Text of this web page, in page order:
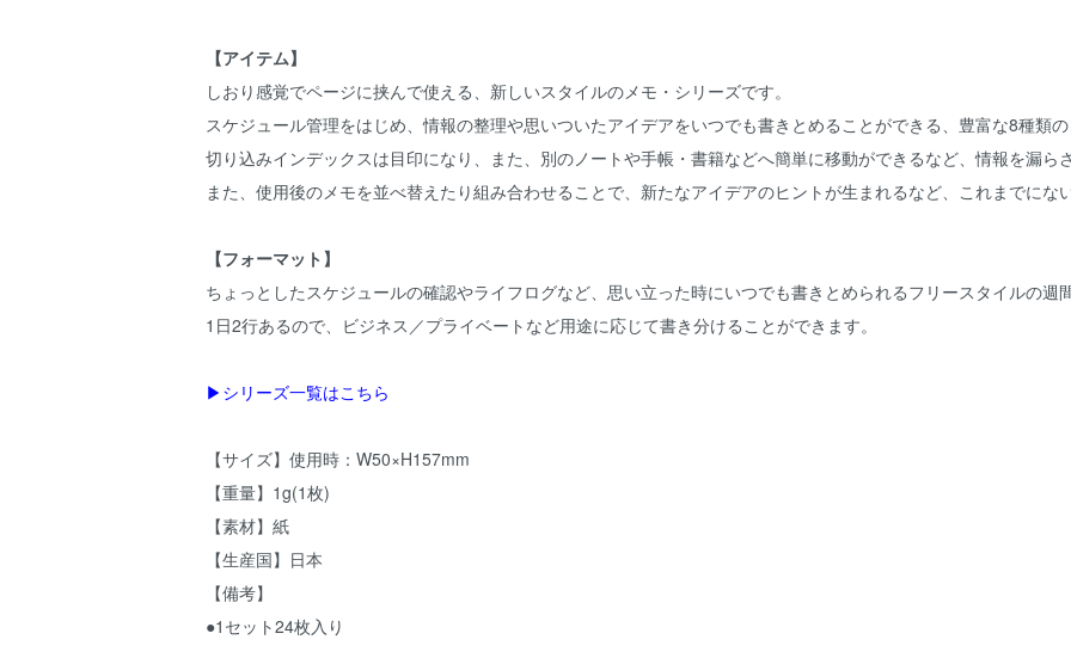
【アイテム】
しおり感覚でページに挟んで使える、新しいスタイルのメモ・シリーズです。
スケジュール管理をはじめ、情報の整理や思いついたアイデアをいつでも書きとめることができる、豊富な8種類の
切り込みインデックスは目印になり、また、別のノートや手帳・書籍などへ簡単に移動ができるなど、情報を漏ら
また、使用後のメモを並べ替えたり組み合わせることで、新たなアイデアのヒントが生まれるなど、これまでにな
【フォーマット】
ちょっとしたスケジュールの確認やライフログなど、思い立った時にいつでも書きとめられるフリースタイルの週
1日2行あるので、ビジネス／プライベートなど用途に応じて書き分けることができます。
▶シリーズ一覧はこちら
【サイズ】使用時：W50×H157mm
【重量】1g(1枚)
【素材】紙
【生産国】日本
【備考】
●1セット24枚入り